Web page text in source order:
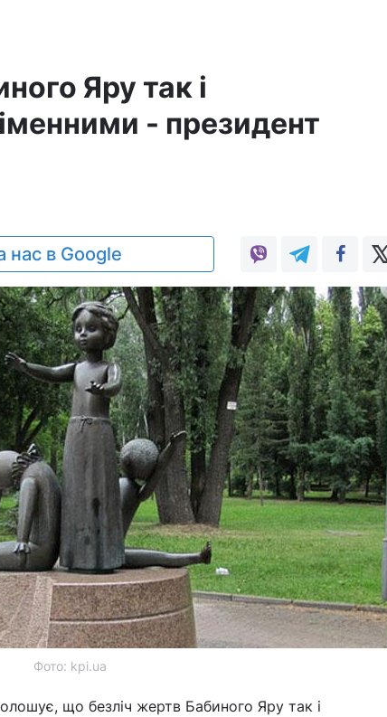
Яру так і
- президент
нас в Google
Фото: kpi.ua
що безліч жертв Бабиного Яру так і